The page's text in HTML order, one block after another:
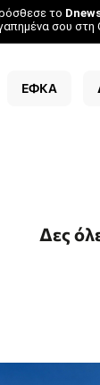
το
σου στη
ΕΦΚΑ
Δες